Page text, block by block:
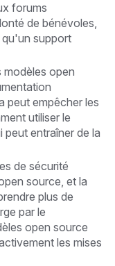
forums
de bénévoles,
support
modèles open
peut empêcher les
utiliser le
entraîner de la
de sécurité
source, et la
plus de
par le
open source
les mises